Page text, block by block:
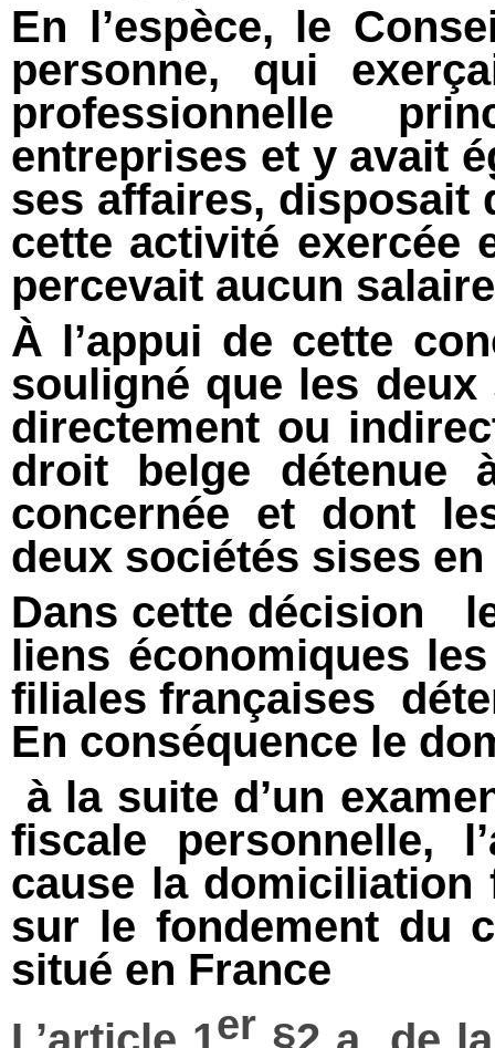
En l’espèce, le
personne, qui
professionnelle
entreprises et y avait
ses affaires, disposait
cette activité exercée
percevait aucun
À l’appui de cette
souligné que les
directement ou
droit belge détenue
concernée et dont
deux sociétés sises en
Dans cette décision
liens économiques
filiales françaises
En conséquence le
à la suite d’un
fiscale personnelle,
cause la domiciliation
sur le fondement du
situé en France
er